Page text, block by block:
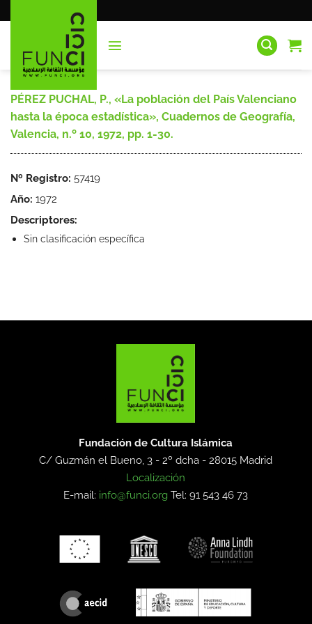
al
PÉREZ PUCHAL, P., «La población del País Valenciano
hasta la época estadística», Cuadernos de Geografía,
Valencia, n.º 10, 1972, pp. 1-30.
Nº Registro: 57419
Año: 1972
Descriptores:
Sin clasificación específica
Fundación de Cultura Islámica
C/ Guzmán el Bueno, 3 - 2º dcha -28015 Madrid
Localización
E-mail: info@funci.org Tel: 91 543 46 73